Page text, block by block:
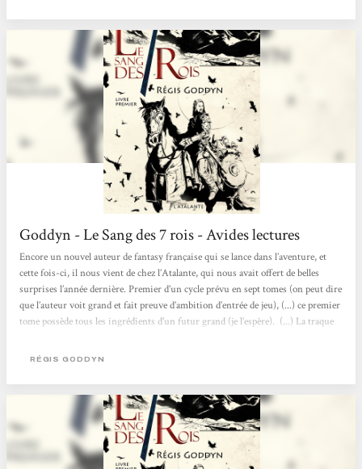
Goddyn - Le Sang des 7 rois - Avides lectures
Encore un nouvel auteur de fantasy française qui se lance dans l’aventure, et
cette fois-ci, il nous vient de chez l’Atalante, qui nous avait offert de belles
surprises l’année dernière. Premier d’un cycle prévu en sept tomes (on peut dire
que l’auteur voit grand et fait preuve d’ambition d’entrée de jeu), (...) ce premier
tome possède tous les ingrédients d’un futur grand (je l’espère). (...) La traque
Le protagoniste principal, un garde ce qu’il y a de plus lambda,...
RÉGIS GODDYN